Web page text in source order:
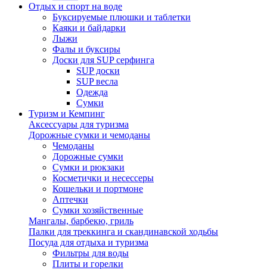
Отдых и спорт на воде
Буксируемые плюшки и таблетки
Каяки и байдарки
Лыжи
Фалы и буксиры
Доски для SUP серфинга
SUP доски
SUP весла
Одежда
Сумки
Туризм и Кемпинг
Аксессуары для туризма
Дорожные сумки и чемоданы
Чемоданы
Дорожные сумки
Сумки и рюкзаки
Косметички и несессеры
Кошельки и портмоне
Аптечки
Сумки хозяйственные
Мангалы, барбекю, гриль
Палки для треккинга и скандинавской ходьбы
Посуда для отдыха и туризма
Фильтры для воды
Плиты и горелки